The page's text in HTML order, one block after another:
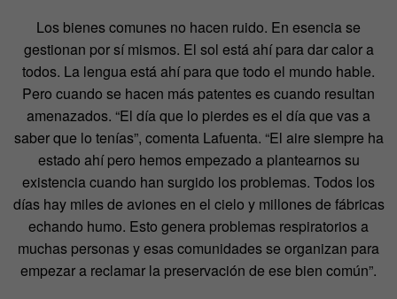
Los bienes comunes no hacen ruido. En esencia se
gestionan por sí mismos. El sol está ahí para dar calor a
todos. La lengua está ahí para que todo el mundo hable.
Pero cuando se hacen más patentes es cuando resultan
amenazados. “El día que lo pierdes es el día que vas a
saber que lo tenías”, comenta Lafuenta. “El aire siempre ha
estado ahí pero hemos empezado a plantearnos su
existencia cuando han surgido los problemas. Todos los
días hay miles de aviones en el cielo y millones de fábricas
echando humo. Esto genera problemas respiratorios a
muchas personas y esas comunidades se organizan para
empezar a reclamar la preservación de ese bien común”.